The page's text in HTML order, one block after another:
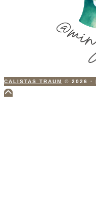
CALISTAS TRAUM © 2026 ·
Scroll